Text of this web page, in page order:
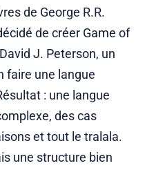
de George R.R.
de créer Game of
J. Peterson, un
faire une langue
: une langue
des cas
et tout le tralala.
une structure bien